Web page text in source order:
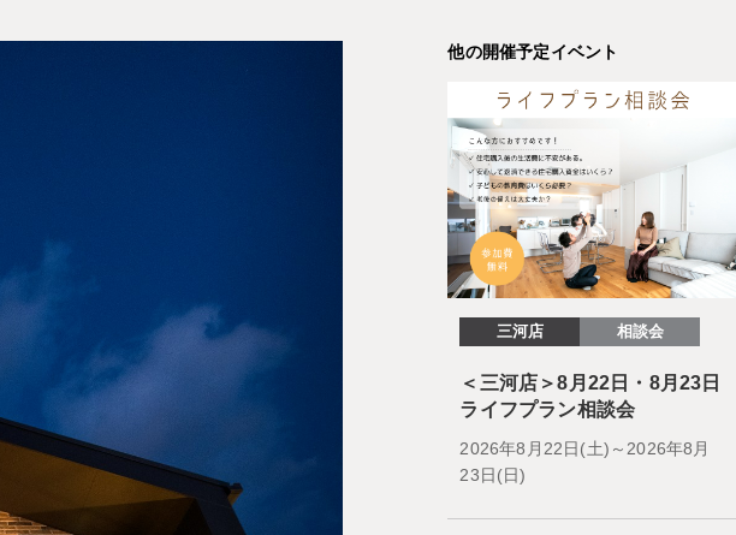
他の開催予定イベント
三河店 相談会
＜三河店＞8月22日・8月23日
ライフプラン相談会
2026年8月22日(土)～2026年8月
23日(日)